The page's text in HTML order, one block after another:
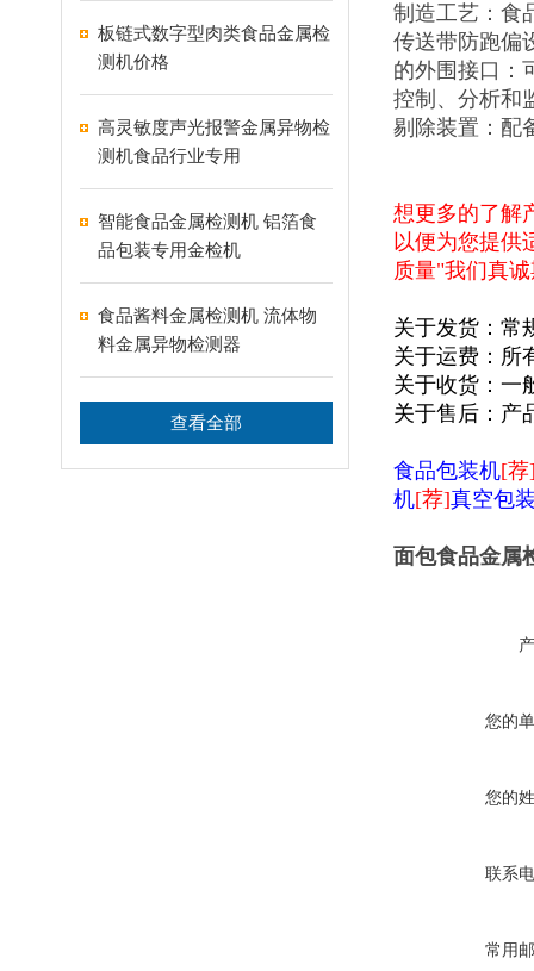
板链式数字型肉类食品金属检
测机价格
高灵敏度声光报警金属异物检
测机食品行业专用
智能食品金属检测机 铝箔食
品包装专用金检机
食品酱料金属检测机 流体物
料金属异物检测器
查看全部
制造工艺：食
传送带防跑偏
的外围接口：
控制、分析和
剔除装置：配
想更多的了解
以便为您提供
质量"我们真
关于发货：常
关于运费：所
关于收货：一
关于售后：产
食品包装机[荐
机[荐]真空包
面包食品金属
您的
您的
联系
常用